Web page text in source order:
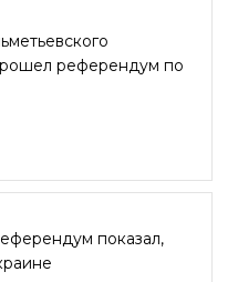
референдум по
показал,